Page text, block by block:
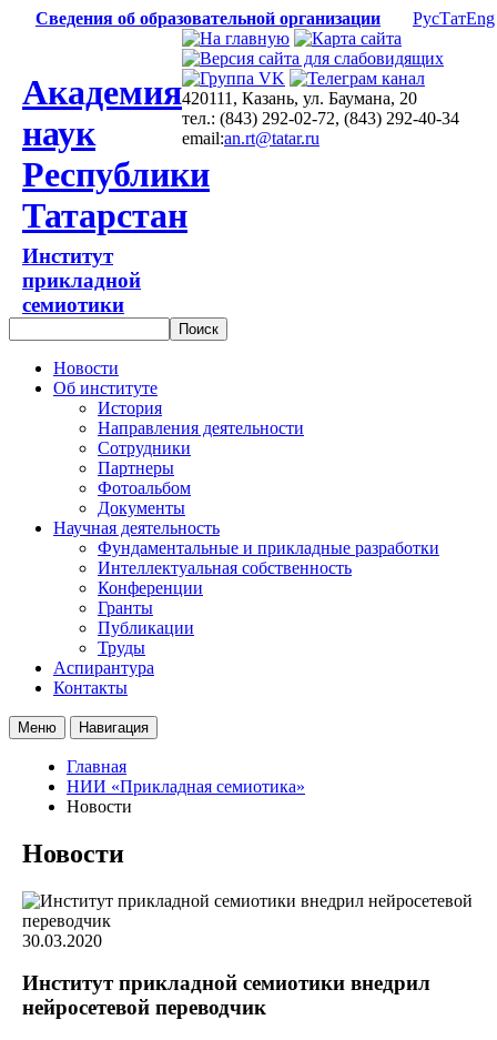
Сведения об образовательной организации РусТатEng
Академия
наук
Республики
Татарстан
Институт
прикладной
семиотики
420111, Казань, ул. Баумана, 20
тел.: (843) 292-02-72, (843) 292-40-34
email:an.rt@tatar.ru
Новости
Об институте
История
Направления деятельности
Сотрудники
Партнеры
Фотоальбом
Документы
Научная деятельность
Фундаментальные и прикладные разработки
Интеллектуальная собственность
Конференции
Гранты
Публикации
Труды
Аспирантура
Контакты
Меню Навигация
Главная
НИИ «Прикладная семиотика»
Новости
Новости
30.03.2020
Институт прикладной семиотики внедрил
нейросетевой переводчик